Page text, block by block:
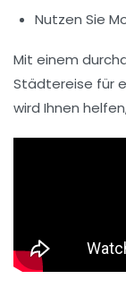
Nutzen Sie
Mit einem
Städtereise für
wird Ihnen